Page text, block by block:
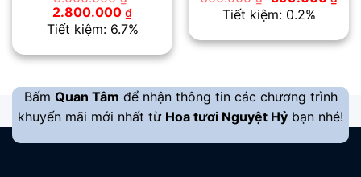
Giá
gốc
là:
2.800.000 ₫Giá
hiện
tại
2.800.000 ₫.
Tiết kiệm: 6.7%
gốc
là:
hiện
là:
Tiết kiệm: 0.2%
Bấm Quan Tâm để nhận thông tin các chương trình
khuyến mãi mới nhất từ Hoa tươi Nguyệt Hỷ bạn nhé!